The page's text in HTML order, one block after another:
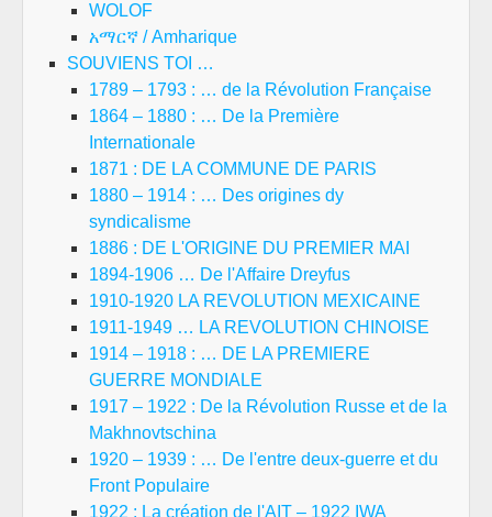
WOLOF
አማርኛ / Amharique
SOUVIENS TOI …
1789 – 1793 : … de la Révolution Française
1864 – 1880 : … De la Première
Internationale
1871 : DE LA COMMUNE DE PARIS
1880 – 1914 : … Des origines dy
syndicalisme
1886 : DE L'ORIGINE DU PREMIER MAI
1894-1906 … De l'Affaire Dreyfus
1910-1920 LA REVOLUTION MEXICAINE
1911-1949 … LA REVOLUTION CHINOISE
1914 – 1918 : … DE LA PREMIERE
GUERRE MONDIALE
1917 – 1922 : De la Révolution Russe et de la
Makhnovtschina
1920 – 1939 : … De l'entre deux-guerre et du
Front Populaire
1922 : La création de l'AIT – 1922 IWA